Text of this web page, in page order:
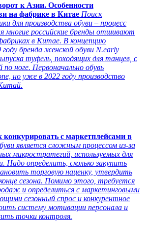
к Азии. Особенности
на фабрике в Китае Поиск
для производства обуви – процесс
многие российские бренды отшивают
в Китае. В концепцию
году бренда женской обуви N.early
туфель, походящих для танцев, с
по ноге. Первоначально обувь
но уже в 2022 году производство
конкурировать с маркетплейсами в
является сложным процессом из-за
микростратегий, используемых для
Надо определить, сколько закупить
торговую наценку, утвердить
сезона. Помимо этого, требуется
и определиться с маркетинговыми
сезонный спрос и конкурентное
систему мотивации персонала и
точки контроля.